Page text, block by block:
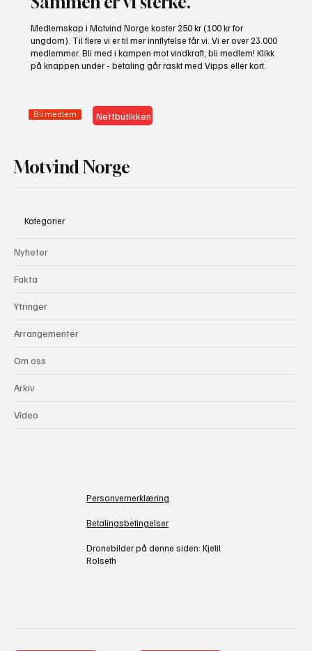
presse fram mer vindkraft
Medlemskap i Motvind Norge koster 250 kr (100 kr for
ungdom). Til flere vi er til mer innflytelse får vi. Vi er over 23.000
medlemmer. Bli med i kampen mot vindkraft, bli medlem! Klikk
på knappen under - betaling går raskt med Vipps eller kort.
Bli medlem Nettbutikken
Motvind Norge
Kategorier
Nyheter
Fakta
Ytringer
Arrangementer
Om oss
Arkiv
Video
Personvernerklæring
Betalingsbetingelser
Dronebilder på denne siden: Kjetil
Rolseth